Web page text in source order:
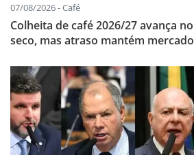
07/08/2026 - Café
Colheita de café 2026/27 avança
seco, mas atraso mantém